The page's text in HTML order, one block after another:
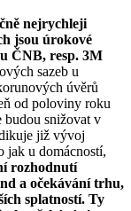
nejrychleji
jsou úrokové
ČNB, resp. 3M
sazeb u
úvěrů
od poloviny roku
budou snižovat v
již vývoj
jak u domácností,
rozhodnutí
a očekávání trhu,
splatností. Ty